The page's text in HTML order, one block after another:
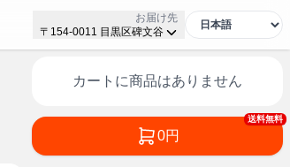
お届け先
〒154-0011 目黒区碑文谷
カートに商品はありません
送料無料
0円